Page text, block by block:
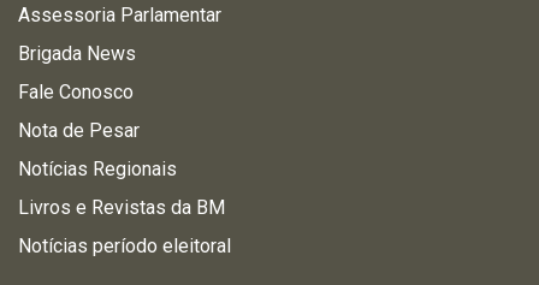
Assessoria Parlamentar
Brigada News
Fale Conosco
Nota de Pesar
Notícias Regionais
Livros e Revistas da BM
Notícias período eleitoral